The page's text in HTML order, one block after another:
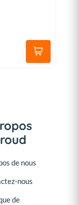
de nous
nous
de